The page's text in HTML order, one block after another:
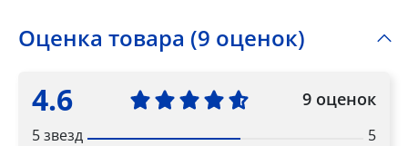
Оценка товара (9 оценок)
4.6 9 оценок
5 звезд
5